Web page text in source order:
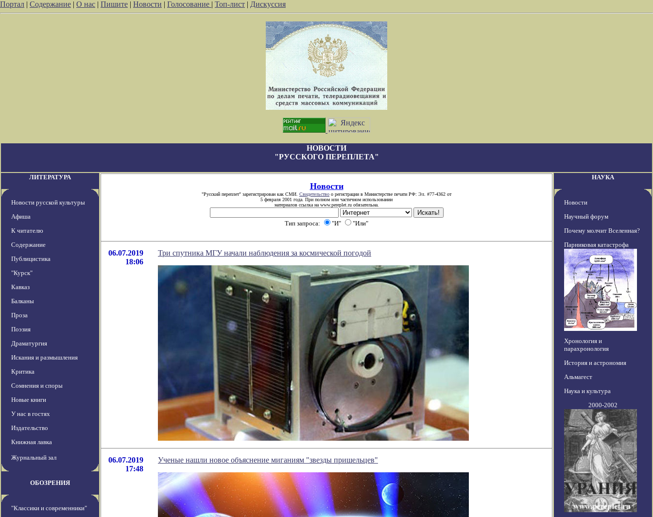
Портал | Содержание | О нас | Пишите | Новости | Голосование | Топ-лист | Дискуссия
НОВОСТИ
"РУССКОГО ПЕРЕПЛЕТА"
ЛИТЕРАТУРА
Новости русской культуры
Афиша
К читателю
Содержание
Публицистика
"Курск"
Кавказ
Балканы
Проза
Поэзия
Драматургия
Искания и размышления
Критика
Сомнения и споры
Новые книги
У нас в гостях
Издательство
Книжная лавка
Журнальный зал
ОБОЗРЕНИЯ
"Классики и современники"
Новости
"Русский переплет" зарегистрирован как СМИ. Свидетельство о регистрации в Министерстве печати РФ: Эл. #77-4362 от
5 февраля 2001 года. При полном или частичном использовании
материалов ссылка на www.pereplet.ru обязательна.
Тип запроса: "И" "Или"
06.07.2019
18:06
Три спутника МГУ начали наблюдения за космической погодой
06.07.2019
17:48
Ученые нашли новое объяснение миганиям "звезды пришельцев"
НАУКА
Новости
Научный форум
Почему молчит Вселенная?
Парниковая катастрофа
Хронология и
парахронология
История и астрономия
Альмагест
Наука и культура
2000-2002